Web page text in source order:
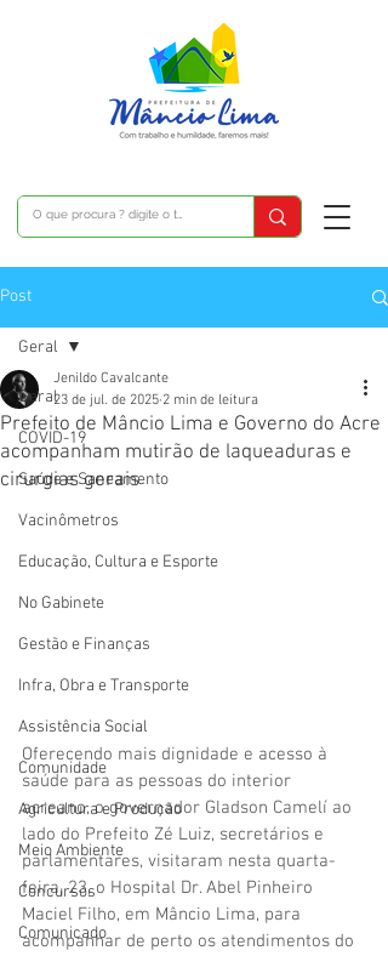
Post
Geral
COVID-19
Saúde e Saneamento
Vacinômetros
Educação, Cultura e Esporte
No Gabinete
Gestão e Finanças
Infra, Obra e Transporte
Assistência Social
Comunidade
Agricultura e Produção
Meio Ambiente
Concursos
Comunicado
Geral
Prefeito de Mâncio Lima e Governo do Acre
acompanham mutirão de laqueaduras e
cirurgias gerais
Jenildo Cavalcante
23 de jul. de 2025 2 min de leitura
Oferecendo mais dignidade e acesso à
saúde para as pessoas do interior
acreano, o governador Gladson Camelí ao
lado do Prefeito Zé Luiz, secretários e
parlamentares, visitaram nesta quarta-
feira, 23, o Hospital Dr. Abel Pinheiro
Maciel Filho, em Mâncio Lima, para
acompanhar de perto os atendimentos do